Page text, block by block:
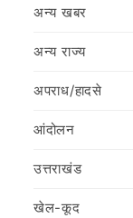
अन्य खबर
अन्य राज्य
अपराध/हादसे
आंदोलन
उत्तराखंड
खेल-कूद